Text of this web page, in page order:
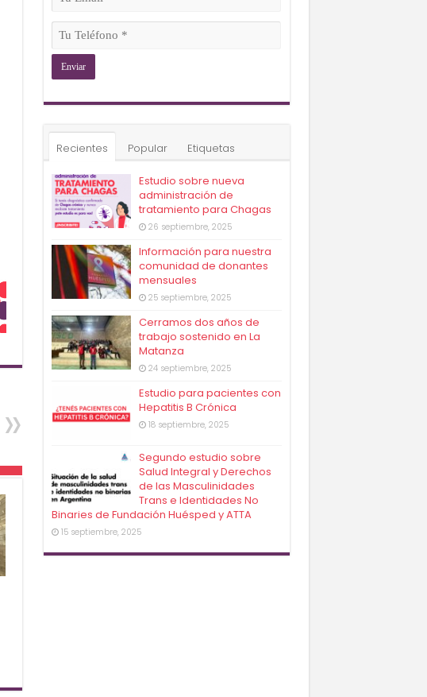
(Obligatorio)
Tu
(Obligatorio)
Recientes Popular Etiquetas
Estudio sobre nueva
administración de
tratamiento para Chagas
26 septiembre, 2025
Información para nuestra
comunidad de donantes
mensuales
25 septiembre, 2025
Cerramos dos años de
trabajo sostenido en La
Matanza
24 septiembre, 2025
Estudio para pacientes con
Hepatitis B Crónica
18 septiembre, 2025
Segundo estudio sobre
Salud Integral y Derechos
de las Masculinidades
Trans e Identidades No
Binaries de Fundación Huésped y ATTA
15 septiembre, 2025